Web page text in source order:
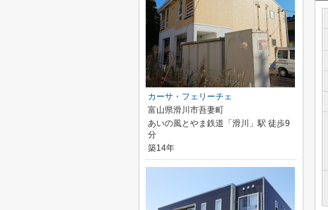
カーサ・フェリーチェ
富山県滑川市吾妻町
あいの風とやま鉄道「滑川」駅 徒歩9
分
築14年